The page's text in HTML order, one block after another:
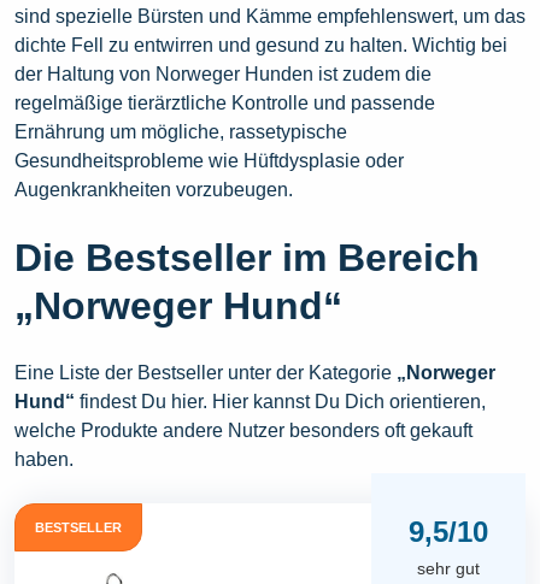
sind spezielle Bürsten und Kämme empfehlenswert, um das
dichte Fell zu entwirren und gesund zu halten. Wichtig bei
der Haltung von Norweger Hunden ist zudem die
regelmäßige tierärztliche Kontrolle und passende
Ernährung um mögliche, rassetypische
Gesundheitsprobleme wie Hüftdysplasie oder
Augenkrankheiten vorzubeugen.
Die Bestseller im Bereich
„Norweger Hund“
Eine Liste der Bestseller unter der Kategorie „Norweger
Hund“ findest Du hier. Hier kannst Du Dich orientieren,
welche Produkte andere Nutzer besonders oft gekauft
haben.
BESTSELLER 9,5/10
sehr gut